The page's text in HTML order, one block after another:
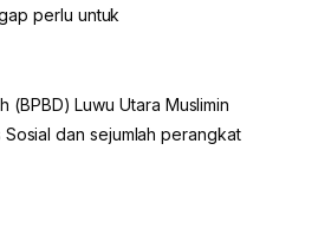
perlu untuk
Luwu Utara Muslimin
Sosial dan sejumlah perangkat